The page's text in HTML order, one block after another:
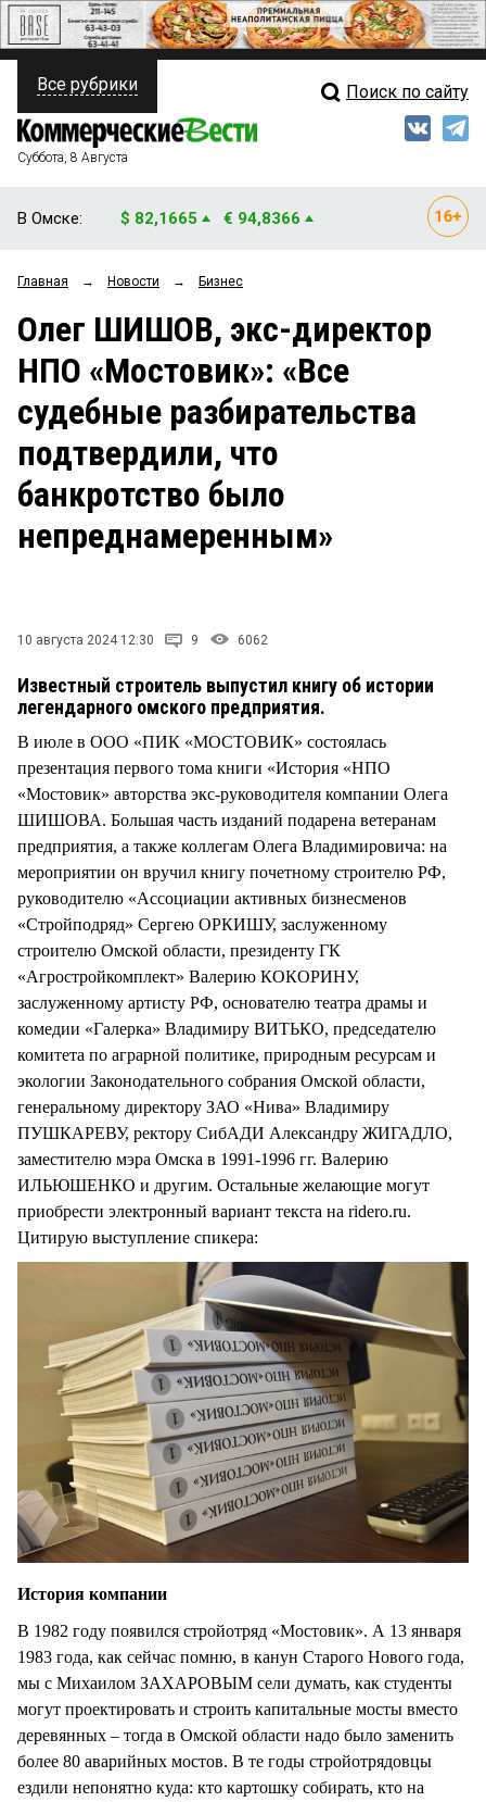
ПОЛИТИКА
ФИНАНСЫ
ОБЩЕСТВО
ЗАКОН
СТИЛЬ ЖИЗНИ
Свежий выпуск
Рейтинги
Блоги
Архив
Все рубрики Поиск по сайту
Суббота, 8 Августа
В Омске: $ 82,1665 € 94,8366
Главная → Новости → Бизнес
Олег ШИШОВ, экс-директор
НПО «Мостовик»: «Все
судебные разбирательства
подтвердили, что
банкротство было
непреднамеренным»
10 августа 2024 12:30 9 6062
Известный строитель выпустил книгу об истории
легендарного омского предприятия.
В июле в ООО «ПИК «МОСТОВИК» состоялась
презентация первого тома книги «История «НПО
«Мостовик» авторства экс-руководителя компании Олега
ШИШОВА. Большая часть изданий подарена ветеранам
предприятия, а также коллегам Олега Владимировича: на
мероприятии он вручил книгу почетному строителю РФ,
руководителю «Ассоциации активных бизнесменов
«Стройподряд» Сергею ОРКИШУ, заслуженному
строителю Омской области, президенту ГК
«Агростройкомплект» Валерию КОКОРИНУ,
заслуженному артисту РФ, основателю театра драмы и
комедии «Галерка» Владимиру ВИТЬКО, председателю
комитета по аграрной политике, природным ресурсам и
экологии Законодательного собрания Омской области,
генеральному директору ЗАО «Нива» Владимиру
ПУШКАРЕВУ, ректору СибАДИ Александру ЖИГАДЛО,
заместителю мэра Омска в 1991-1996 гг. Валерию
ИЛЬЮШЕНКО и другим. Остальные желающие могут
приобрести электронный вариант текста на ridero.ru.
Цитирую выступление спикера:
История компании
В 1982 году появился стройотряд «Мостовик». А 13 января
1983 года, как сейчас помню, в канун Старого Нового года,
мы с Михаилом ЗАХАРОВЫМ сели думать, как студенты
могут проектировать и строить капитальные мосты вместо
деревянных – тогда в Омской области надо было заменить
более 80 аварийных мостов. В те годы стройотрядовцы
ездили непонятно куда: кто картошку собирать, кто на